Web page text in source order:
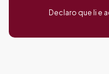
Declaro que li e